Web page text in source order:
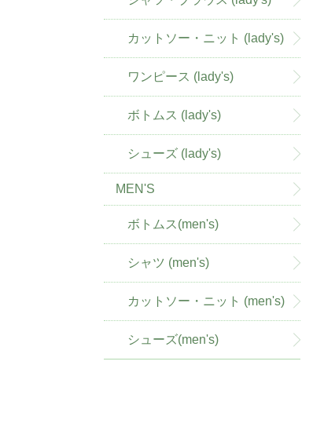
カットソー・ニット (lady's)
ワンピース (lady's)
ボトムス (lady's)
シューズ (lady's)
MEN'S
ボトムス(men's)
シャツ (men's)
カットソー・ニット (men's)
シューズ(men's)